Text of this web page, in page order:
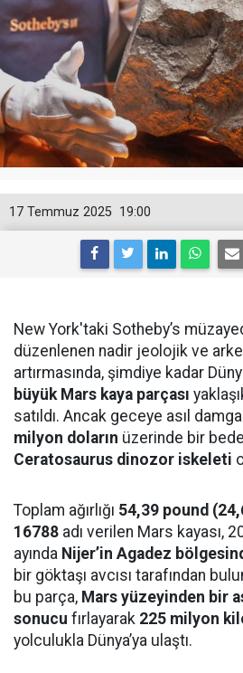
19:00
17 Temmuz 2025
New York'taki Sotheby’s
düzenlenen nadir jeolojik ve
artırmasında, şimdiye kadar
büyük Mars kaya parçası
satıldı. Ancak geceye asıl
milyon doların üzerinde bir
Ceratosaurus dinozor iskeleti
Toplam ağırlığı 54,39 pound
16788 adı verilen Mars kayası,
ayında Nijer’in Agadez
bir göktaşı avcısı tarafından
bu parça, Mars yüzeyinden bir
sonucu fırlayarak 225 milyon
yolculukla Dünya’ya ulaştı.